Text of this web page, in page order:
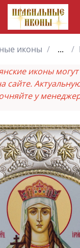
иконы ...
иконы могут
сайте.
у